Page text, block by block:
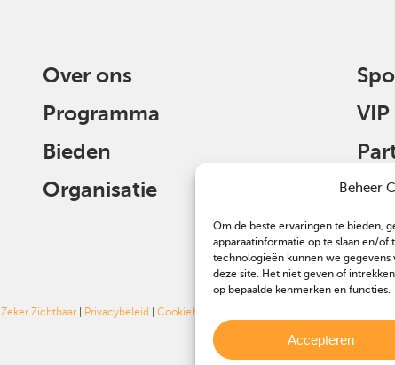
Beheer
Om de beste ervaringen te bieden,
apparaatinformatie op te slaan en/
technologieën kunnen we gegevens
deze site. Het niet geven of
op bepaalde kenmerken en functies.
Accepteren
Over ons
Programma
Bieden
Organisatie
VIP
Zeker Zichtbaar | Privacybeleid | Cookiebeleid